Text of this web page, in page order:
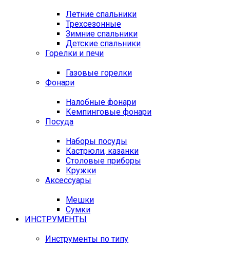
Летние спальники
Трехсезонные
Зимние спальники
Детские спальники
Горелки и печи
Газовые горелки
Фонари
Налобные фонари
Кемпинговые фонари
Посуда
Наборы посуды
Кастрюли, казанки
Столовые приборы
Кружки
Аксессуары
Мешки
Сумки
ИНСТРУМЕНТЫ
Инструменты по типу